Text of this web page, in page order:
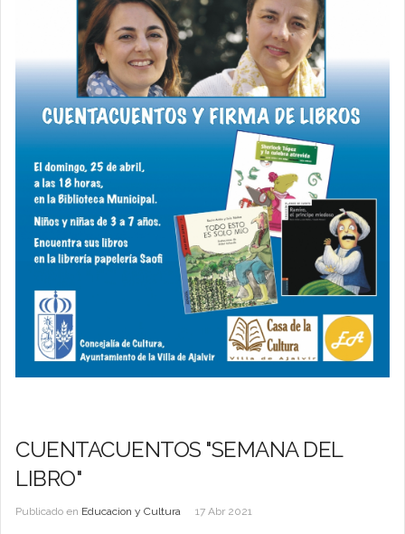
CUENTACUENTOS "SEMANA DEL
LIBRO"
Publicado en Educacion y Cultura 17 Abr 2021